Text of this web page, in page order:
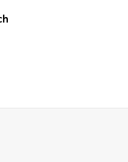
on-line: